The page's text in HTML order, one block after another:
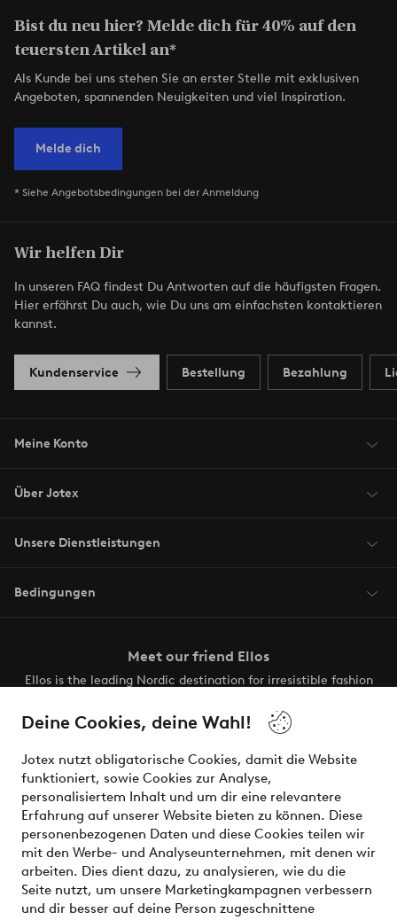
Deine Cookies, deine Wahl!
Jotex nutzt obligatorische Cookies, damit die Website
funktioniert, sowie Cookies zur Analyse,
personalisiertem Inhalt und um dir eine relevantere
Erfahrung auf unserer Website bieten zu können. Diese
personenbezogenen Daten und diese Cookies teilen wir
mit den Werbe- und Analyseunternehmen, mit denen wir
arbeiten. Dies dient dazu, zu analysieren, wie du die
Seite nutzt, um unsere Marketingkampagnen verbessern
und dir besser auf deine Person zugeschnittene
Bist du neu hier? Melde dich für 40% auf den
teuersten Artikel an*
Als Kunde bei uns stehen Sie an erster Stelle mit exklusiven
Angeboten, spannenden Neuigkeiten und viel Inspiration.
Melde dich
* Siehe Angebotsbedingungen bei der Anmeldung
Wir helfen Dir
In unseren FAQ findest Du Antworten auf die häufigsten Fragen.
Hier erfährst Du auch, wie Du uns am einfachsten kontaktieren
kannst.
Kundenservice Bestellung Bezahlung
Meine Konto
Über Jotex
Unsere Dienstleistungen
Bedingungen
Meet our friend Ellos
Ellos is the leading Nordic destination for irresistible fashion
the latest trends, curated to make finding your next look
effortless. It’s all here.
Visit Ellos
Sichere Zahlungen - Jetzt bezahlen oder aufteilen
Möchtest du mehr über unsere
Zahlungsmöglichkeitenerfahren?